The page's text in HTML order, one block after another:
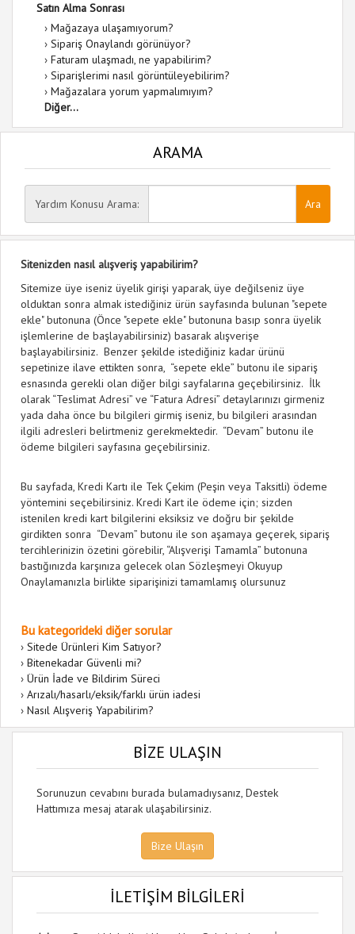
Satın Alma Sonrası
› Mağazaya ulaşamıyorum?
› Sipariş Onaylandı görünüyor?
› Faturam ulaşmadı, ne yapabilirim?
› Siparişlerimi nasıl görüntüleyebilirim?
› Mağazalara yorum yapmalımıyım?
Diğer...
ARAMA
Yardım Konusu Arama:
Sitenizden nasıl alışveriş yapabilirim?
Sitemize üye iseniz üyelik girişi yaparak, üye değilseniz üye
olduktan sonra almak istediğiniz ürün sayfasında bulunan "sepete
ekle" butonuna (Önce "sepete ekle" butonuna basıp sonra üyelik
işlemlerine de başlayabilirsiniz) basarak alışverişe
başlayabilirsiniz. Benzer şekilde istediğiniz kadar ürünü
sepetinize ilave ettikten sonra, “sepete ekle” butonu ile sipariş
esnasında gerekli olan diğer bilgi sayfalarına geçebilirsiniz. İlk
olarak “Teslimat Adresi” ve “Fatura Adresi” detaylarınızı girmeniz
yada daha önce bu bilgileri girmiş iseniz, bu bilgileri arasından
ilgili adresleri belirtmeniz gerekmektedir. “Devam” butonu ile
ödeme bilgileri sayfasına geçebilirsiniz.
Bu sayfada, Kredi Kartı ile Tek Çekim (Peşin veya Taksitli) ödeme
yöntemini seçebilirsiniz. Kredi Kart ile ödeme için; sizden
istenilen kredi kart bilgilerini eksiksiz ve doğru bir şekilde
girdikten sonra “Devam” butonu ile son aşamaya geçerek, sipariş
tercihlerinizin özetini görebilir, “Alışverişi Tamamla” butonuna
bastığınızda karşınıza gelecek olan Sözleşmeyi Okuyup
Onaylamanızla birlikte siparişinizi tamamlamış olursunuz
Bu kategorideki diğer sorular
› Sitede Ürünleri Kim Satıyor?
› Bitenekadar Güvenli mi?
› Ürün İade ve Bildirim Süreci
› Arızalı/hasarlı/eksik/farklı ürün iadesi
› Nasıl Alışveriş Yapabilirim?
BİZE ULAŞIN
Sorunuzun cevabını burada bulamadıysanız, Destek
Hattımıza mesaj atarak ulaşabilirsiniz.
Bize Ulaşın
İLETİŞİM BİLGİLERİ